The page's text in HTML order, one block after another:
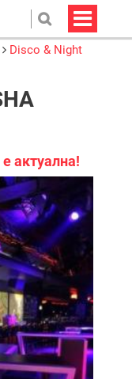
Disco & Night
актуална!